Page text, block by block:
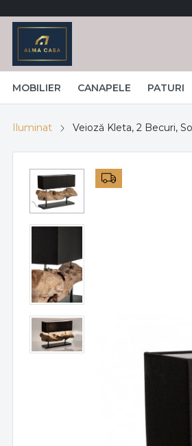
MOBILIER CANAPELE PATURI
Iluminat Veioză Kleta, 2 Becuri,